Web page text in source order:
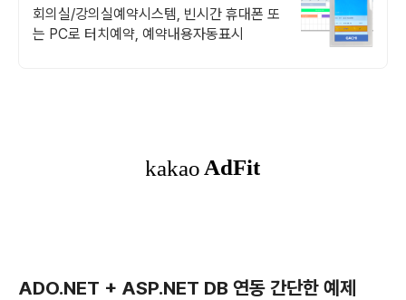
회의실/강의실예약시스템, 빈시간 휴대폰 또
는 PC로 터치예약, 예약내용자동표시
ADO.NET + ASP.NET DB 연동 간단한 예제